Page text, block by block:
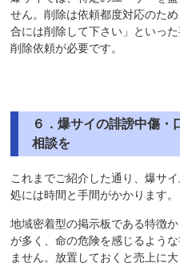
せん。削除は依頼都度対応のた
合には削除して下さい」といっ
削除依頼が必要です。
６．爆サイの誹謗中傷・
相談を
これまでご紹介した通り、爆サ
処には時間と手間がかかります。
地域密着型の掲示板である特徴
が多く、命の危険を感じるよう
ません。放置しておくと売上に